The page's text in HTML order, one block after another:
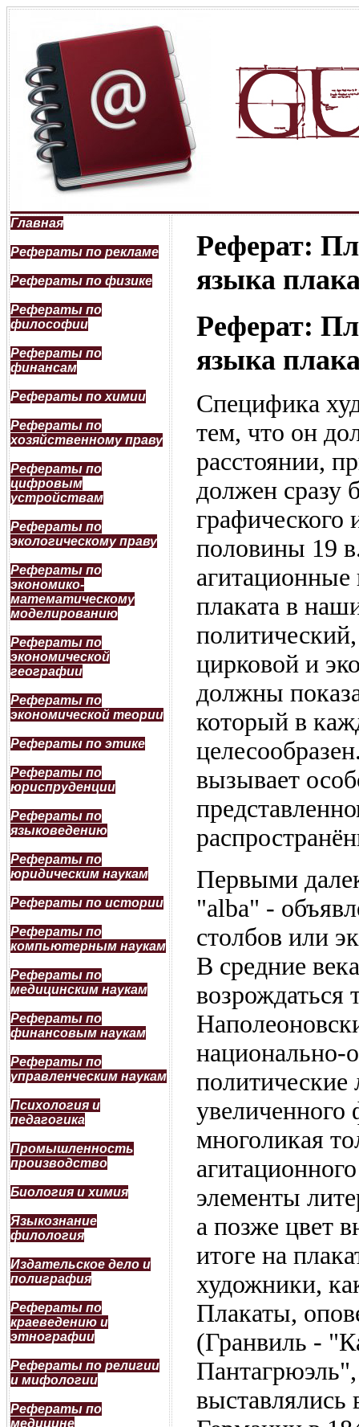
Главная
Рефераты по рекламе
Рефераты по физике
Рефераты по
философии
Рефераты по
финансам
Рефераты по химии
Рефераты по
хозяйственному праву
Рефераты по
цифровым
устройствам
Рефераты по
экологическому праву
Рефераты по
экономико-
математическому
моделированию
Рефераты по
экономической
географии
Рефераты по
экономической теории
Рефераты по этике
Рефераты по
юриспруденции
Рефераты по
языковедению
Рефераты по
юридическим наукам
Рефераты по истории
Рефераты по
компьютерным наукам
Рефераты по
медицинским наукам
Рефераты по
финансовым наукам
Рефераты по
управленческим наукам
Психология и
педагогика
Промышленность
производство
Биология и химия
Языкознание
филология
Издательское дело и
полиграфия
Рефераты по
краеведению и
этнографии
Рефераты по религии
и мифологии
Рефераты по
медицине
Реферат:
языка
Реферат:
языка
Специфика
тем, что он
расстоянии,
должен сразу
графического
половины 19
плаката в
цирковой и
должны
который в
вызывает
Первыми
"alba" -
столбов или
В средние
возрождаться
национально-
политические
увеличенного
многоликая
элементы
а позже цвет
итоге на
художники,
Плакаты,
(Гранвиль -